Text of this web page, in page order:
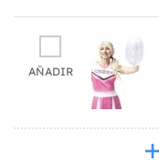
AÑADIR